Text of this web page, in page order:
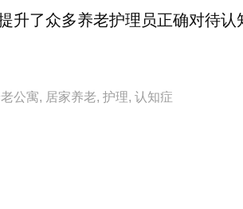
升了众多养老护理员正确对待认
公寓, 居家养老, 护理, 认知症